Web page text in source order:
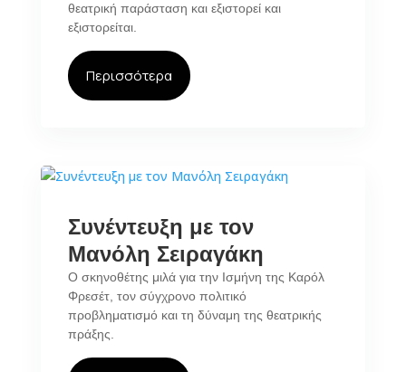
θεατρική παράσταση και εξιστορεί και
εξιστορείται.
Περισσότερα
Συνέντευξη με τον
Μανόλη Σειραγάκη
Ο σκηνοθέτης μιλά για την Ισμήνη της Καρόλ
Φρεσέτ, τον σύγχρονο πολιτικό
προβληματισμό και τη δύναμη της θεατρικής
πράξης.